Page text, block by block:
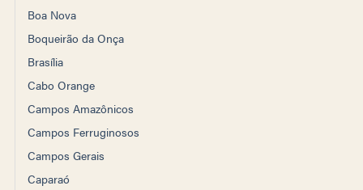
Boa Nova
Boqueirão da Onça
Brasília
Cabo Orange
Campos Amazônicos
Campos Ferruginosos
Campos Gerais
Caparaó